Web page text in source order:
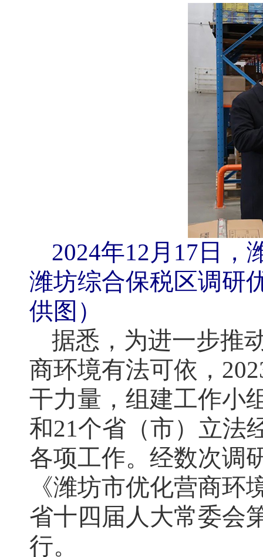
2024年12月17日，
潍坊综合保税区调研
供图）
据悉，为进一步推
商环境有法可依，
干力量，组建工作小
和21个省（市）立法
各项工作。经数次调
《潍坊市优化营商
省十四届人大常委会
行。